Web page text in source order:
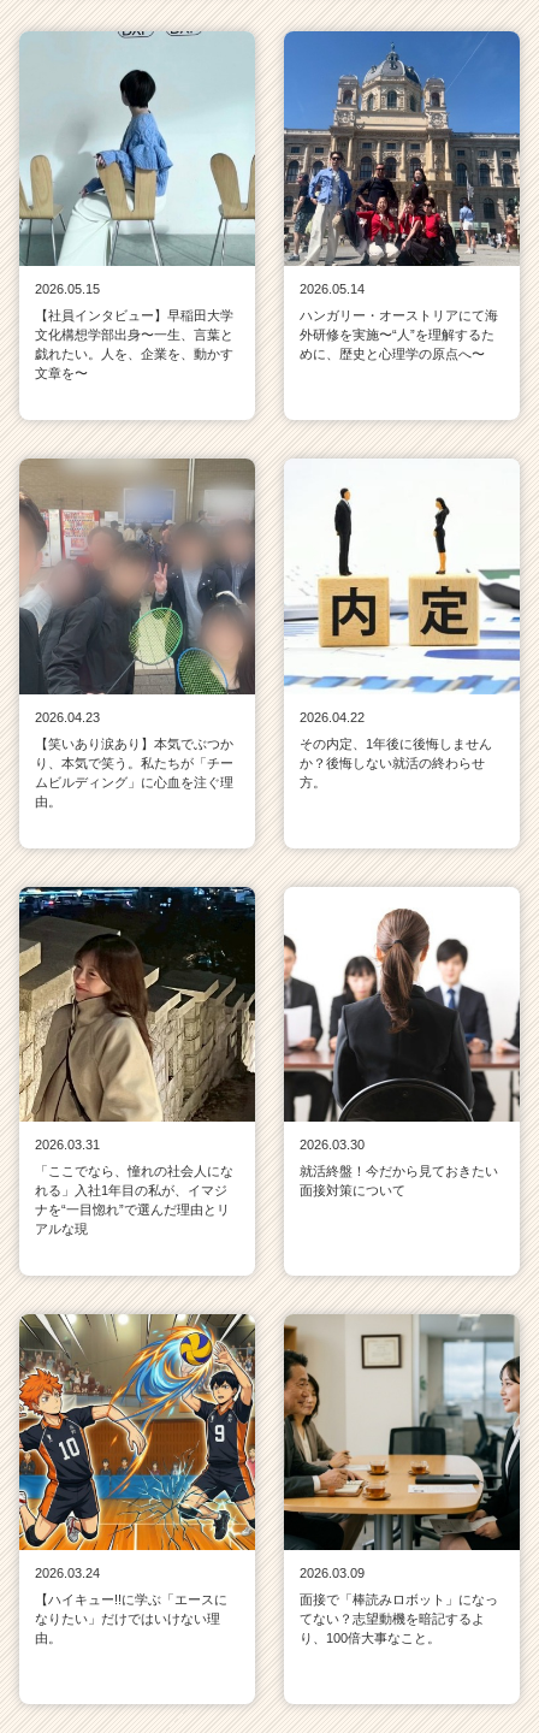
2026.05.15
【社員インタビュー】早稲田大学
文化構想学部出身〜一生、言葉と
戯れたい。人を、企業を、動かす
文章を〜
2026.05.14
ハンガリー・オーストリアにて海
外研修を実施〜“人”を理解するた
めに、歴史と心理学の原点へ〜
2026.04.23
【笑いあり涙あり】本気でぶつか
り、本気で笑う。私たちが「チー
ムビルディング」に心血を注ぐ理
由。
2026.04.22
その内定、1年後に後悔しません
か？後悔しない就活の終わらせ
方。
2026.03.31
「ここでなら、憧れの社会人にな
れる」入社1年目の私が、イマジ
ナを“一目惚れ”で選んだ理由とリ
アルな現
2026.03.30
就活終盤！今だから見ておきたい
面接対策について
2026.03.24
【ハイキュー!!に学ぶ「エースに
なりたい」だけではいけない理
由。
2026.03.09
面接で「棒読みロボット」になっ
てない？志望動機を暗記するよ
り、100倍大事なこと。